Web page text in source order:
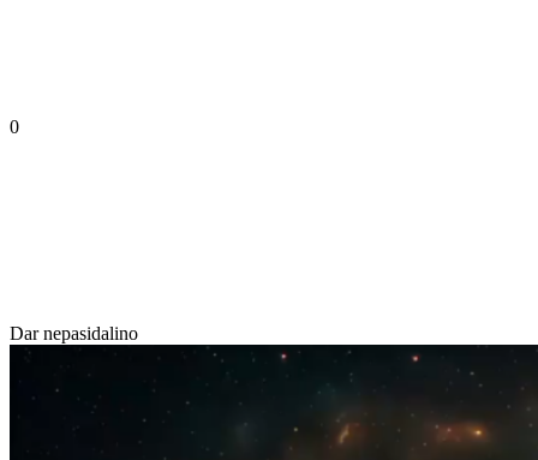
0
Dar nepasidalino